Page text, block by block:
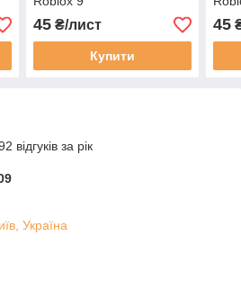
45₴/лист
Купити
45
відгуків за рік
Україна